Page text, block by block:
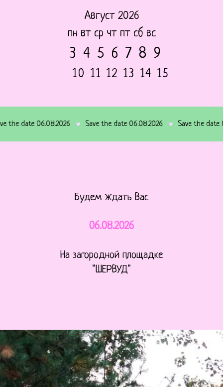
Август 2026
пн вт ср чт пт сб вс
3 4 5 6 7 8 9
10 11 12 13 14 15
06.08.2026 Save the date 06.08.2026 Save the date
Будем ждать Вас
06.08.2026
На загородной площадке
"ШЕРВУД"